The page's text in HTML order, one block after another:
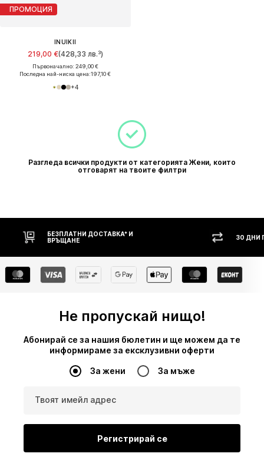
ПРОМОЦИЯ
INUIKII
219,00 €(428,33 лв.³)
Първоначално: 249,00 €
Последна най-ниска цена:197,10 €
+4
Разгледа всички продукти от категорията Жени, които
отговарят на твоите филтри
30 ДНИ ПРАВО НА ВРЪЩАНЕ
Не пропускай нищо!
Абонирай се за нашия бюлетин и ще можем да те
информираме за ексклузивни оферти
За жени За мъже
Твоят имейл адрес
Регистрирай се